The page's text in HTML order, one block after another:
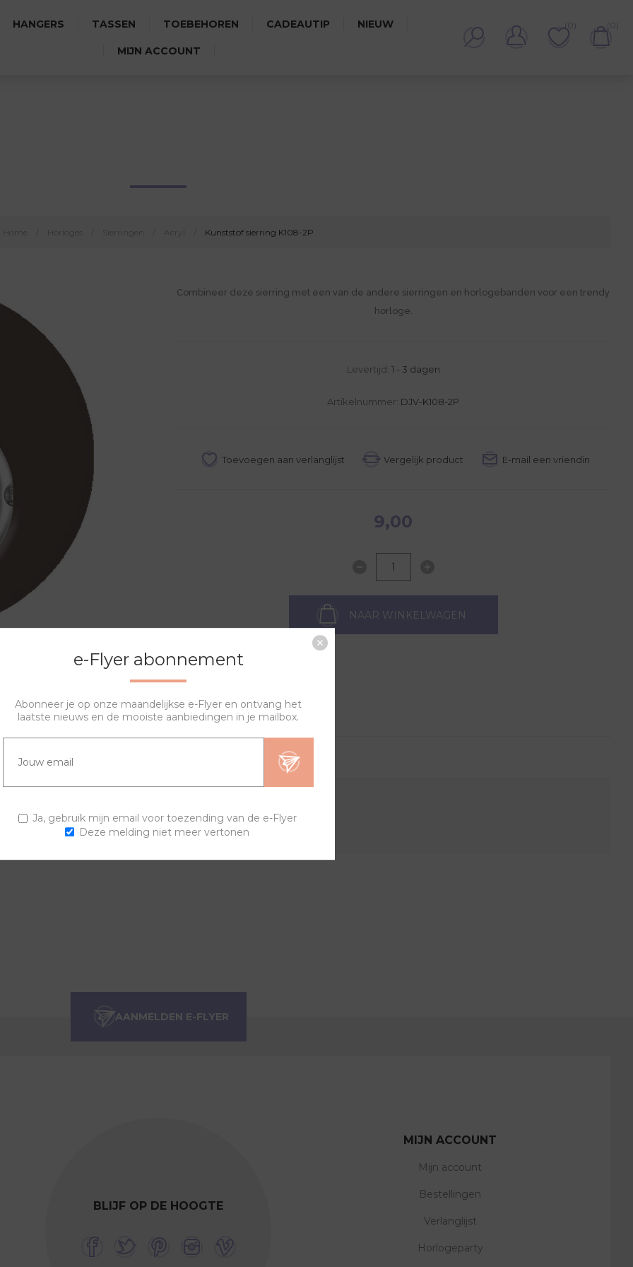
HANGERS TASSEN TOEBEHOREN CADEAUTIP NIEUW
MIJN ACCOUNT
(0) (0)
Kunststof sierring K108-2P
Combineer deze sierring met een van de andere sierringen en horlogebanden voor een trendy
horloge.
Levertijd: 1 - 3 dagen
Artikelnummer: DJV-K108-2P
9,00
NAAR WINKELWAGEN
en horlogebanden voor een trendy horloge.
BLIJF OP DE HOOGTE
MIJN ACCOUNT
Mijn account
Bestellingen
Verlanglijst
Horlogeparty
e-Flyer abonnement
Abonneer je op onze maandelijkse e-Flyer en ontvang het
laatste nieuws en de mooiste aanbiedingen in je mailbox.
Ja, gebruik mijn email voor toezending van de e-Flyer
Deze melding niet meer vertonen